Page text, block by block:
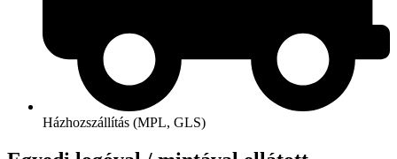
Házhozszállítás (MPL, GLS)